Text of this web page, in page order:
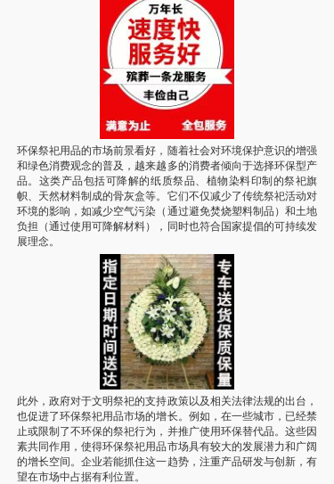
环保祭祀用品的市场前景看好，随着社会对环境保护意识的增强
和绿色消费观念的普及，越来越多的消费者倾向于选择环保型产
品。这类产品包括可降解的纸质祭品、植物染料印制的祭祀旗
帜、天然材料制成的骨灰盒等。它们不仅减少了传统祭祀活动对
环境的影响，如减少空气污染（通过避免焚烧塑料制品）和土地
负担（通过使用可降解材料），同时也符合国家提倡的可持续发
展理念。
此外，政府对于文明祭祀的支持政策以及相关法律法规的出台，
也促进了环保祭祀用品市场的增长。例如，在一些城市，已经禁
止或限制了不环保的祭祀行为，并推广使用环保替代品。这些因
素共同作用，使得环保祭祀用品市场具有较大的发展潜力和广阔
的增长空间。企业若能抓住这一趋势，注重产品研发与创新，有
望在市场中占据有利位置。